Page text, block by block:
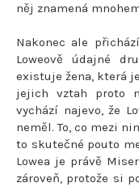
něj znamená
Nakonec ale
Loweově údajné
existuje žena, která
jejich vztah proto
vychází najevo, že
neměl. To, co mezi
to skutečné pouto
Lowea je právě
zároveň, protože si